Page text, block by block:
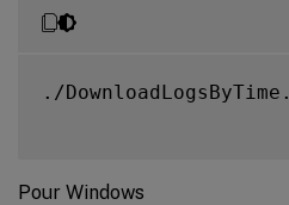
./
Pour Windows